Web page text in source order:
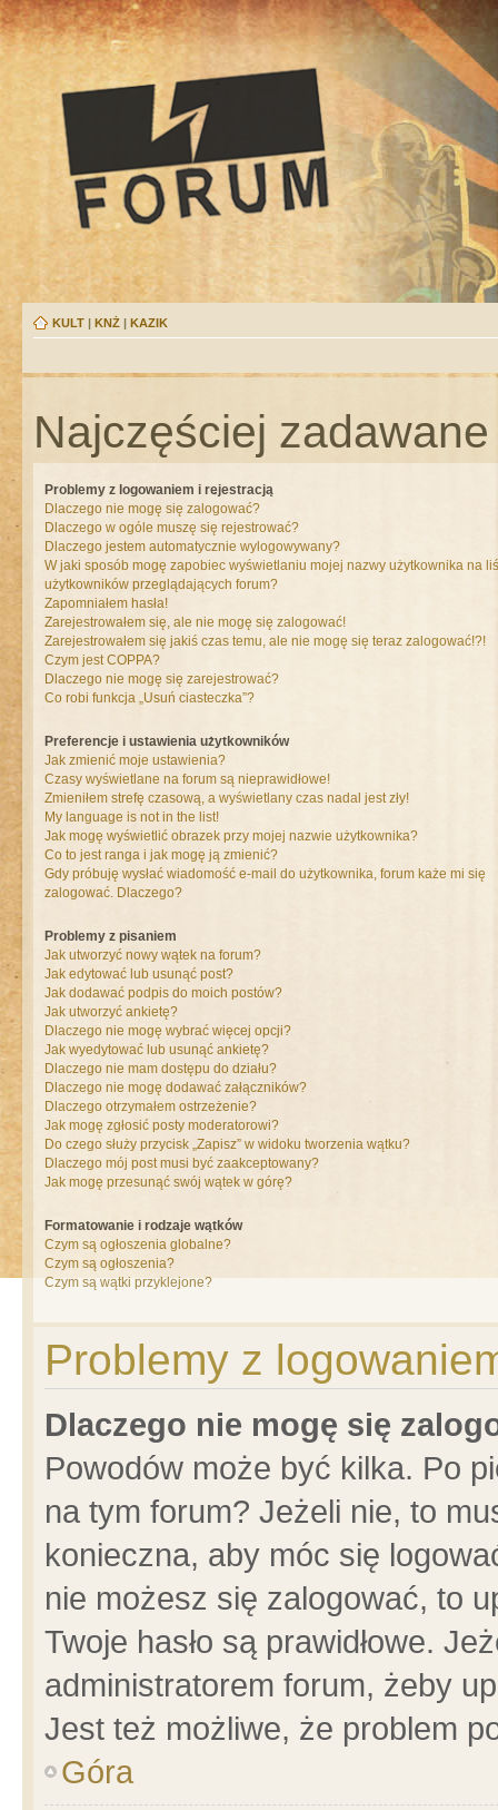
KULT | KNŻ | KAZIK
Najczęściej
Problemy z logowaniem i rejestracją
Dlaczego nie mogę się zalogować?
Dlaczego w ogóle muszę się rejestrować?
Dlaczego jestem automatycznie wylogowywany?
W jaki sposób mogę zapobiec wyświetlaniu mojej nazwy użytkownika na
użytkowników przeglądających forum?
Zapomniałem hasła!
Zarejestrowałem się, ale nie mogę się zalogować!
Zarejestrowałem się jakiś czas temu, ale nie mogę się teraz zalogować!?!
Czym jest COPPA?
Dlaczego nie mogę się zarejestrować?
Co robi funkcja „Usuń ciasteczka”?
Preferencje i ustawienia użytkowników
Jak zmienić moje ustawienia?
Czasy wyświetlane na forum są nieprawidłowe!
Zmieniłem strefę czasową, a wyświetlany czas nadal jest zły!
My language is not in the list!
Jak mogę wyświetlić obrazek przy mojej nazwie użytkownika?
Co to jest ranga i jak mogę ją zmienić?
Gdy próbuję wysłać wiadomość e-mail do użytkownika, forum każe mi się
zalogować. Dlaczego?
Problemy z pisaniem
Jak utworzyć nowy wątek na forum?
Jak edytować lub usunąć post?
Jak dodawać podpis do moich postów?
Jak utworzyć ankietę?
Dlaczego nie mogę wybrać więcej opcji?
Jak wyedytować lub usunąć ankietę?
Dlaczego nie mam dostępu do działu?
Dlaczego nie mogę dodawać załączników?
Dlaczego otrzymałem ostrzeżenie?
Jak mogę zgłosić posty moderatorowi?
Do czego służy przycisk „Zapisz” w widoku tworzenia wątku?
Dlaczego mój post musi być zaakceptowany?
Jak mogę przesunąć swój wątek w górę?
Formatowanie i rodzaje wątków
Czym są ogłoszenia globalne?
Czym są ogłoszenia?
Czym są wątki przyklejone?
Problemy z
Dlaczego nie mogę się
Powodów może być kilka. Po
na tym forum? Jeżeli nie, to
konieczna, aby móc się
nie możesz się zalogować, to
Twoje hasło są prawidłowe.
administratorem forum, żeby
Jest też możliwe, że problem
Góra